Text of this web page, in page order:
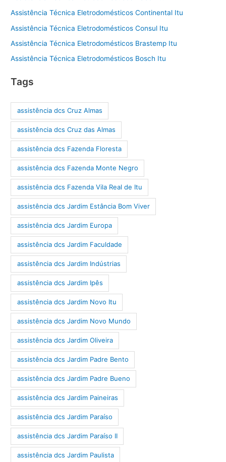
Assistência Técnica Eletrodomésticos Continental Itu
Assistência Técnica Eletrodomésticos Consul Itu
Assistência Técnica Eletrodomésticos Brastemp Itu
Assistência Técnica Eletrodomésticos Bosch Itu
Tags
assistência dcs Cruz Almas
assistência dcs Cruz das Almas
assistência dcs Fazenda Floresta
assistência dcs Fazenda Monte Negro
assistência dcs Fazenda Vila Real de Itu
assistência dcs Jardim Estância Bom Viver
assistência dcs Jardim Europa
assistência dcs Jardim Faculdade
assistência dcs Jardim Indústrias
assistência dcs Jardim Ipês
assistência dcs Jardim Novo Itu
assistência dcs Jardim Novo Mundo
assistência dcs Jardim Oliveira
assistência dcs Jardim Padre Bento
assistência dcs Jardim Padre Bueno
assistência dcs Jardim Paineiras
assistência dcs Jardim Paraíso
assistência dcs Jardim Paraíso II
assistência dcs Jardim Paulista